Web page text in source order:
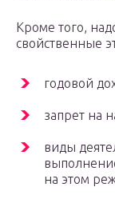
Кроме того,
свойственные
годовой
запрет на
виды
на этом